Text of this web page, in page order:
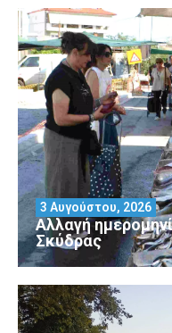
Αλλαγή
Σκύδρας
3 Αυγούστου, 2026